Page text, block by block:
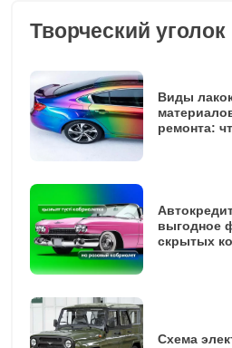
Творческий уголок
Виды
ремонта:
выгодное
скрытых
Схема